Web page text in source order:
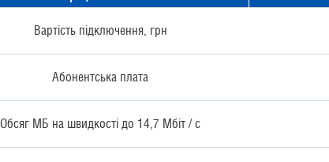
Вартість підключення, грн
Абонентська плата
Обсяг МБ на швидкості до 14,7 Мбіт / с